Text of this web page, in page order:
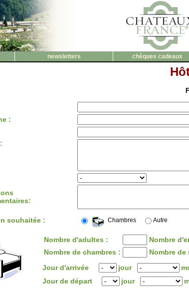
newsletters chèques cadeaux
:
souhaitée : Chambres Autre
Nombre d'adultes :
Nombre
Nombre de chambres :
Nombre de
Jour d'arrivée
jour
Jour de départ
jour